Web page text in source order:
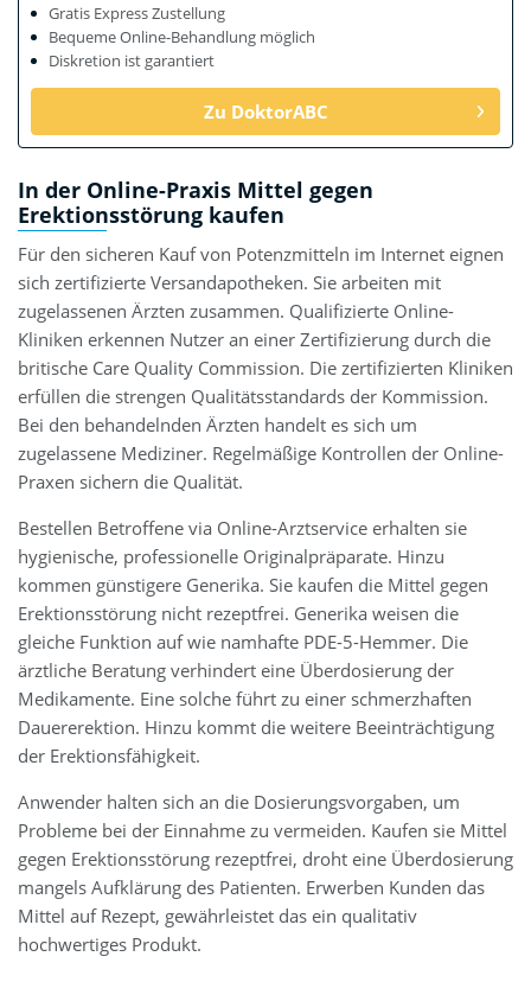
Gratis Express Zustellung
Bequeme Online-Behandlung möglich
Diskretion ist garantiert
Zu DoktorABC
In der Online-Praxis Mittel gegen
Erektionsstörung kaufen
Für den sicheren Kauf von Potenzmitteln im Internet eignen
sich zertifizierte Versandapotheken. Sie arbeiten mit
zugelassenen Ärzten zusammen. Qualifizierte Online-
Kliniken erkennen Nutzer an einer Zertifizierung durch die
britische Care Quality Commission. Die zertifizierten Kliniken
erfüllen die strengen Qualitätsstandards der Kommission.
Bei den behandelnden Ärzten handelt es sich um
zugelassene Mediziner. Regelmäßige Kontrollen der Online-
Praxen sichern die Qualität.
Bestellen Betroffene via Online-Arztservice erhalten sie
hygienische, professionelle Originalpräparate. Hinzu
kommen günstigere Generika. Sie kaufen die Mittel gegen
Erektionsstörung nicht rezeptfrei. Generika weisen die
gleiche Funktion auf wie namhafte PDE-5-Hemmer. Die
ärztliche Beratung verhindert eine Überdosierung der
Medikamente. Eine solche führt zu einer schmerzhaften
Dauererektion. Hinzu kommt die weitere Beeinträchtigung
der Erektionsfähigkeit.
Anwender halten sich an die Dosierungsvorgaben, um
Probleme bei der Einnahme zu vermeiden. Kaufen sie Mittel
gegen Erektionsstörung rezeptfrei, droht eine Überdosierung
mangels Aufklärung des Patienten. Erwerben Kunden das
Mittel auf Rezept, gewährleistet das ein qualitativ
hochwertiges Produkt.